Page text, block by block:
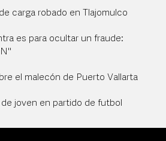
carga robado en Tlajomulco
es para ocultar un fraude:
el malecón de Puerto Vallarta
joven en partido de futbol